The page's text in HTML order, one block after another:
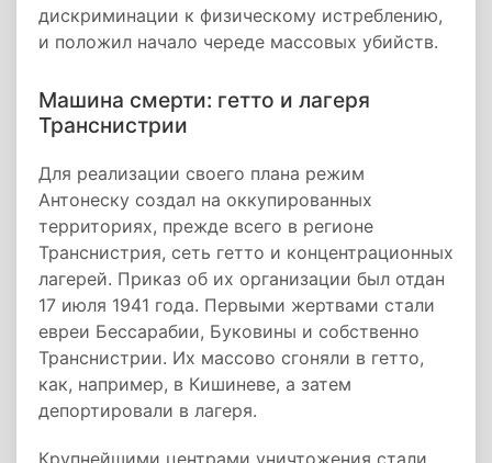
дискриминации к физическому истреблению,
и положил начало череде массовых убийств.
Машина смерти: гетто и лагеря
Транснистрии
Для реализации своего плана режим
Антонеску создал на оккупированных
территориях, прежде всего в регионе
Транснистрия, сеть гетто и концентрационных
лагерей. Приказ об их организации был отдан
17 июля 1941 года. Первыми жертвами стали
евреи Бессарабии, Буковины и собственно
Транснистрии. Их массово сгоняли в гетто,
как, например, в Кишиневе, а затем
депортировали в лагеря.
Крупнейшими центрами уничтожения стали